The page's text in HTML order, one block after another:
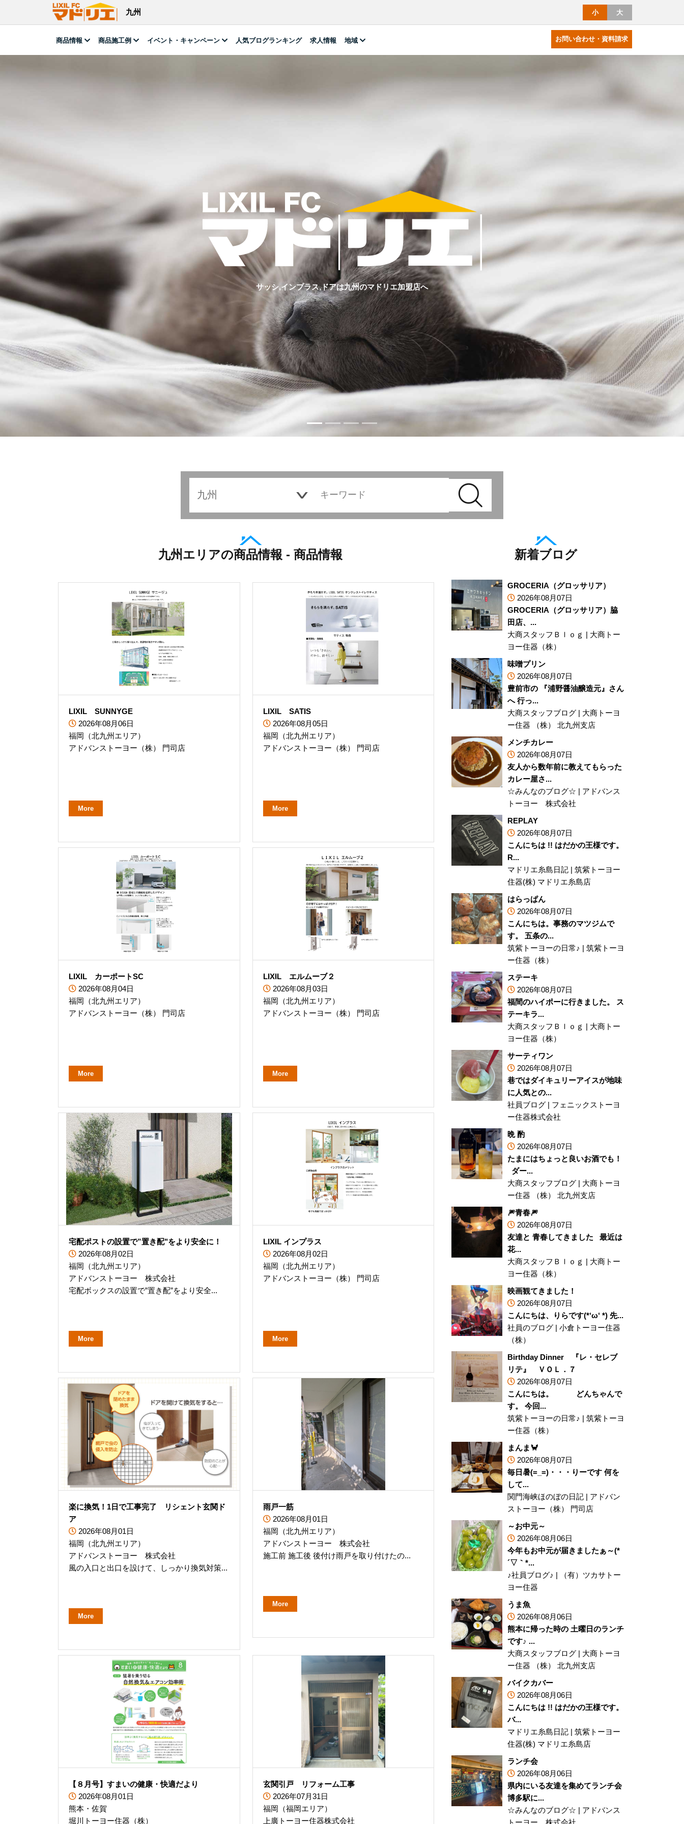
九州 小 大
商品情報 商品施工例 イベント・キャンペーン 人気ブログランキング 求人情報 地域 お問い合わせ・資料請求
サッシ,インプラス,ドアは九州のマドリエ加盟店へ
九州エリアの商品情報 - 商品情報
LIXIL SUNNYGE
2026年08月06日
福岡（北九州エリア）
アドバンストーヨー（株） 門司店
More
LIXIL SATIS
2026年08月05日
福岡（北九州エリア）
アドバンストーヨー（株） 門司店
More
LIXIL カーポートSC
2026年08月04日
福岡（北九州エリア）
アドバンストーヨー（株） 門司店
More
LIXIL エルムーブ２
2026年08月03日
福岡（北九州エリア）
アドバンストーヨー（株） 門司店
More
宅配ポストの設置で”置き配"をより安全に！
2026年08月02日
福岡（北九州エリア）
アドバンストーヨー 株式会社
宅配ボックスの設置で”置き配”をより安全...
More
LIXIL インプラス
2026年08月02日
福岡（北九州エリア）
アドバンストーヨー（株） 門司店
More
楽に換気！1日で工事完了 リシェント玄関ド
ア
2026年08月01日
福岡（北九州エリア）
アドバンストーヨー 株式会社
風の入口と出口を設けて、しっかり換気対策...
More
雨戸一筋
2026年08月01日
福岡（北九州エリア）
アドバンストーヨー 株式会社
施工前 施工後 後付け雨戸を取り付けたの...
More
【８月号】すまいの健康・快適だより
2026年08月01日
熊本・佐賀
堀川トーヨー住器（株）
玄関引戸 リフォーム工事
2026年07月31日
福岡（福岡エリア）
上廣トーヨー住器株式会社
新着ブログ
GROCERIA（グロッサリア）
2026年08月07日
GROCERIA（グロッサリア）脇
田店、...
大商スタッフＢｌｏｇ | 大商トー
ヨー住器（株）
味噌プリン
2026年08月07日
豊前市の 『浦野醤油醸造元』さん
へ 行っ...
大商スタッフブログ | 大商トーヨ
ー住器 （株） 北九州支店
メンチカレー
2026年08月07日
友人から数年前に教えてもらった
カレー屋さ...
☆みんなのブログ☆ | アドバンス
トーヨー 株式会社
REPLAY
2026年08月07日
こんにちは !! はだかの王様です。
R...
マドリエ糸島日記 | 筑紫トーヨー
住器(株) マドリエ糸島店
はらっぱん
2026年08月07日
こんにちは。事務のマツジムで
す。 五条の...
筑紫トーヨーの日常♪ | 筑紫トーヨ
ー住器（株）
ステーキ
2026年08月07日
福間のハイポーに行きました。 ス
テーキラ...
大商スタッフＢｌｏｇ | 大商トー
ヨー住器（株）
サーティワン
2026年08月07日
巷ではダイキュリーアイスが地味
に人気との...
社員ブログ | フェニックストーヨ
ー住器株式会社
晩 酌
2026年08月07日
たまにはちょっと良いお酒でも！
ダー...
大商スタッフブログ | 大商トーヨ
ー住器 （株） 北九州支店
🎆青春🎆
2026年08月07日
友達と 青春してきました 最近は
花...
大商スタッフＢｌｏｇ | 大商トー
ヨー住器（株）
映画観てきました！
2026年08月07日
こんにちは、りらです(*‘ω‘ *) 先...
社員のブログ | 小倉トーヨー住器
（株）
Birthday Dinner 『レ・セレブ
リテ』 ＶＯＬ．７
2026年08月07日
こんにちは。 どんちゃんで
す。 今回...
筑紫トーヨーの日常♪ | 筑紫トーヨ
ー住器（株）
まんま🦀
2026年08月07日
毎日暑(=_=)・・・りーです 何を
して...
関門海峡ほのぼの日記 | アドバン
ストーヨー（株） 門司店
～お中元～
2026年08月06日
今年もお中元が届きましたぁ～(*
´▽｀*...
♪社員ブログ♪ |
（有）ツカサトー
ヨー住器
うま魚
2026年08月06日
熊本に帰った時の 土曜日のランチ
です♪ ...
大商スタッフブログ | 大商トーヨ
ー住器 （株） 北九州支店
バイクカバー
2026年08月06日
こんにちは !! はだかの王様です。
バ...
マドリエ糸島日記 | 筑紫トーヨー
住器(株) マドリエ糸島店
ランチ会
2026年08月06日
県内にいる友達を集めてランチ会
博多駅に...
☆みんなのブログ☆ | アドバンス
トーヨー 株式会社